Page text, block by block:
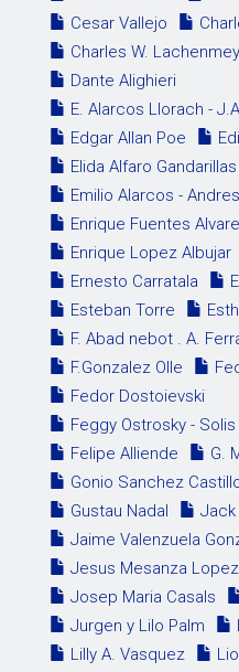
Cesar Vallejo
Charles W.
Dante Alighieri
E. Alarcos Llorach -
Edgar Allan Poe
Elida Alfaro Gandarillas
Emilio Alarcos -
Enrique Fuentes
Enrique Lopez Albujar
Ernesto Carratala
Esteban Torre
F. Abad nebot . A.
F.Gonzalez Olle
Fedor Dostoievski
Feggy Ostrosky -
Felipe Alliende
G.
Gonio Sanchez
Gustau Nadal
Jack
Jaime Valenzuela
Jesus Mesanza Lopez
Josep Maria Casals
Jurgen y Lilo Palm
Lilly A. Vasquez